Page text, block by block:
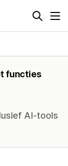
functies
AI-tools